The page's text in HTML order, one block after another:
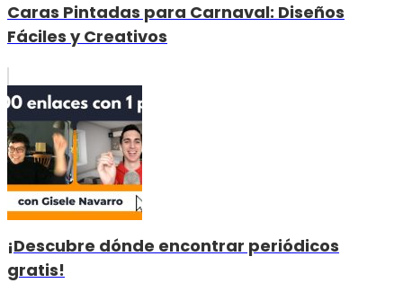
Caras Pintadas para Carnaval: Diseños
Fáciles y Creativos
¡Descubre dónde encontrar periódicos
gratis!